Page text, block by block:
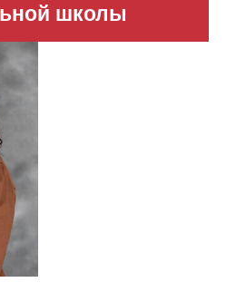
школы